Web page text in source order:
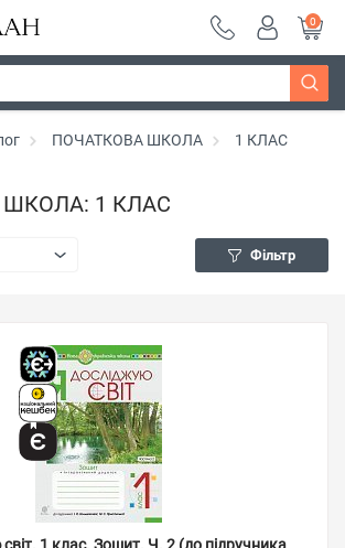
0
ПОЧАТКОВА ШКОЛА 1 КЛАС
1 КЛАС
Фільтр